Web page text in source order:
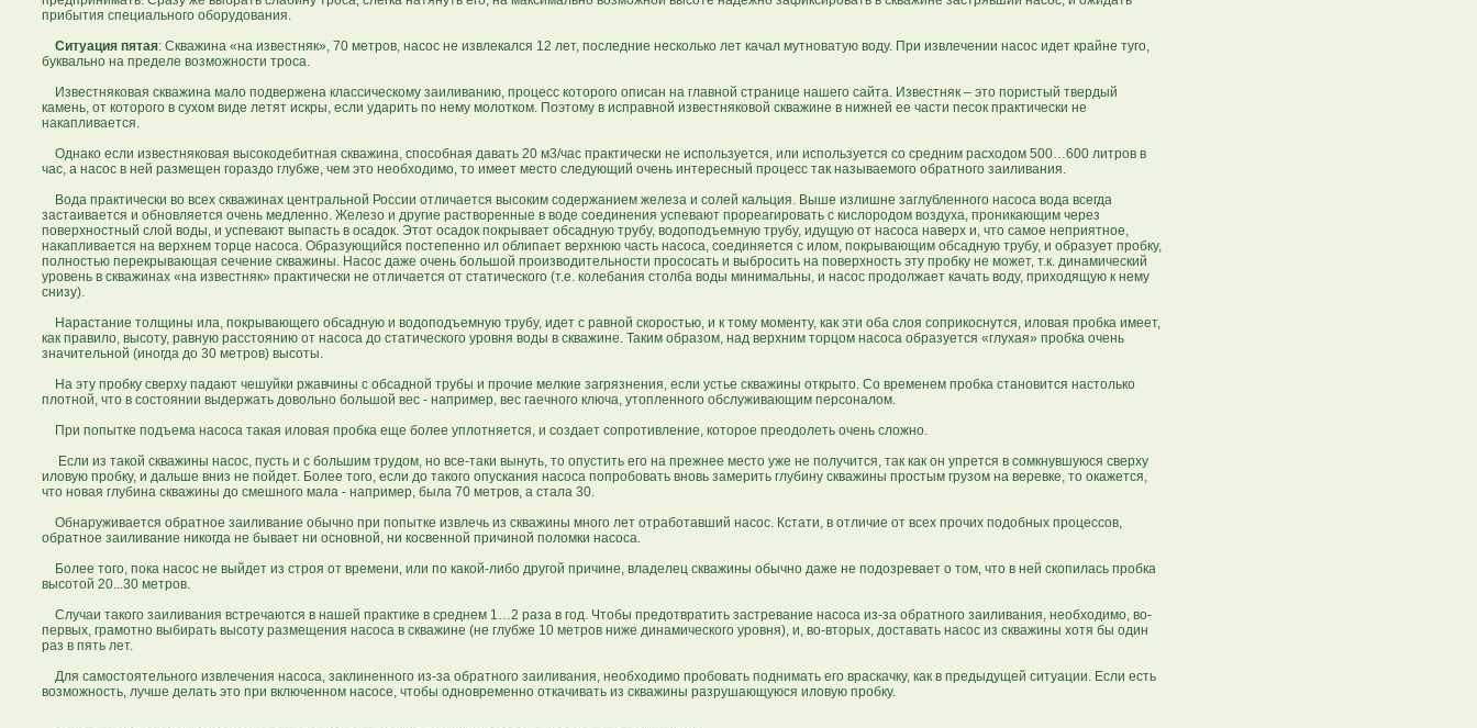
прибытия специального оборудования.
Ситуация пятая: Скважина «на известняк», 70 метров, насос не извлекался 12 лет, последние несколько лет качал мутноватую воду. При извлечении насос идет крайне туго,
буквально на пределе возможности троса.
Известняковая скважина мало подвержена классическому заиливанию, процесс которого описан на главной странице нашего сайта. Известняк – это пористый твердый
камень, от которого в сухом виде летят искры, если ударить по нему молотком. Поэтому в исправной известняковой скважине в нижней ее части песок практически не
накапливается.
Однако если известняковая высокодебитная скважина, способная давать 20 м3/час практически не используется, или используется со средним расходом 500…600 литров в
час, а насос в ней размещен гораздо глубже, чем это необходимо, то имеет место следующий очень интересный процесс так называемого обратного заиливания.
Вода практически во всех скважинах центральной России отличается высоким содержанием железа и солей кальция. Выше излишне заглубленного насоса вода всегда
застаивается и обновляется очень медленно. Железо и другие растворенные в воде соединения успевают прореагировать с кислородом воздуха, проникающим через
поверхностный слой воды, и успевают выпасть в осадок. Этот осадок покрывает обсадную трубу, водоподъемную трубу, идущую от насоса наверх и, что самое неприятное,
накапливается на верхнем торце насоса. Образующийся постепенно ил облипает верхнюю часть насоса, соединяется с илом, покрывающим обсадную трубу, и образует пробку,
полностью перекрывающая сечение скважины. Насос даже очень большой производительности прососать и выбросить на поверхность эту пробку не может, т.к. динамический
уровень в скважинах «на известняк» практически не отличается от статического (т.е. колебания столба воды минимальны, и насос продолжает качать воду, приходящую к нему
снизу).
Нарастание толщины ила, покрывающего обсадную и водоподъемную трубу, идет с равной скоростью, и к тому моменту, как эти оба слоя соприкоснутся, иловая пробка имеет,
как правило, высоту, равную расстоянию от насоса до статического уровня воды в скважине. Таким образом, над верхним торцом насоса образуется «глухая» пробка очень
значительной (иногда до 30 метров) высоты.
На эту пробку сверху падают чешуйки ржавчины с обсадной трубы и прочие мелкие загрязнения, если устье скважины открыто. Со временем пробка становится настолько
плотной, что в состоянии выдержать довольно большой вес - например, вес гаечного ключа, утопленного обслуживающим персоналом.
При попытке подъема насоса такая иловая пробка еще более уплотняется, и создает сопротивление, которое преодолеть очень сложно.
Если из такой скважины насос, пусть и с большим трудом, но все-таки вынуть, то опустить его на прежнее место уже не получится, так как он упрется в сомкнувшуюся сверху
иловую пробку, и дальше вниз не пойдет. Более того, если до такого опускания насоса попробовать вновь замерить глубину скважины простым грузом на веревке, то окажется,
что новая глубина скважины до смешного мала - например, была 70 метров, а стала 30.
Обнаруживается обратное заиливание обычно при попытке извлечь из скважины много лет отработавший насос. Кстати, в отличие от всех прочих подобных процессов,
обратное заиливание никогда не бывает ни основной, ни косвенной причиной поломки насоса.
Более того, пока насос не выйдет из строя от времени, или по какой-либо другой причине, владелец скважины обычно даже не подозревает о том, что в ней скопилась пробка
высотой 20...30 метров.
Случаи такого заиливания встречаются в нашей практике в среднем 1…2 раза в год. Чтобы предотвратить застревание насоса из-за обратного заиливания, необходимо, во-
первых, грамотно выбирать высоту размещения насоса в скважине (не глубже 10 метров ниже динамического уровня), и, во-вторых, доставать насос из скважины хотя бы один
раз в пять лет.
Для самостоятельного извлечения насоса, заклиненного из-за обратного заиливания, необходимо пробовать поднимать его враскачку, как в предыдущей ситуации. Если есть
возможность, лучше делать это при включенном насосе, чтобы одновременно откачивать из скважины разрушающуюся иловую пробку.